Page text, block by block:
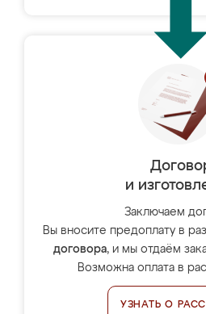
и
Заключаем
Вы вносите предоплату в
договора, и мы отдаём
Возможна оплата в
УЗНАТЬ О